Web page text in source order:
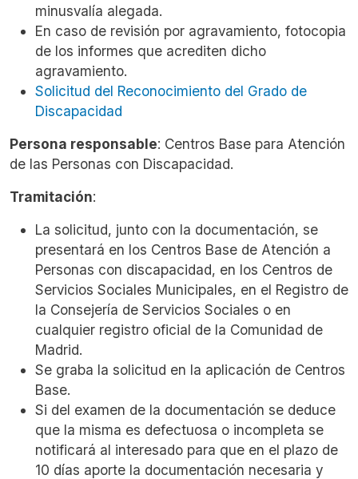
minusvalía alegada.
En caso de revisión por agravamiento, fotocopia
de los informes que acrediten dicho
agravamiento.
Solicitud del Reconocimiento del Grado de
Discapacidad
Persona responsable: Centros Base para Atención
de las Personas con Discapacidad.
Tramitación:
La solicitud, junto con la documentación, se
presentará en los Centros Base de Atención a
Personas con discapacidad, en los Centros de
Servicios Sociales Municipales, en el Registro de
la Consejería de Servicios Sociales o en
cualquier registro oficial de la Comunidad de
Madrid.
Se graba la solicitud en la aplicación de Centros
Base.
Si del examen de la documentación se deduce
que la misma es defectuosa o incompleta se
notificará al interesado para que en el plazo de
10 días aporte la documentación necesaria y